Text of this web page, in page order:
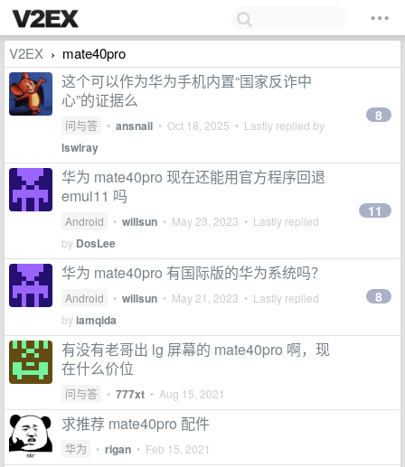
V2EX › mate40pro
这个可以作为华为手机内置“国家反诈中
心”的证据么
问与答 • ansnail • Oct 18, 2025 • Lastly replied by
lswlray
8
华为 mate40pro 现在还能用官方程序回退
emui11 吗
Android • willsun • May 23, 2023 • Lastly replied
by DosLee
11
华为 mate40pro 有国际版的华为系统吗？
Android • willsun • May 21, 2023 • Lastly replied
byiamqida
8
有没有老哥出 lg 屏幕的 mate40pro 啊，现
在什么价位
问与答 • 777xt • Aug 15, 2021
求推荐 mate40pro 配件
华为 • rigan • Feb 15, 2021